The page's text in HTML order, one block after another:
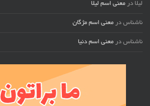
لیلا در معنی اسم لیلا
ناشناس در معنی اسم مژگان
ناشناس در معنی اسم دنیا